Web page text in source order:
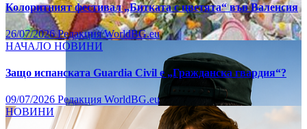
Колоритният фестивал „Битката с цветята“ във Валенсия
26/07/2026Редакция WorldBG.eu
НАЧАЛО НОВИНИ
Защо испанската Guardia Civil е „Гражданска гвардия“?
09/07/2026 Редакция WorldBG.eu
НОВИНИ